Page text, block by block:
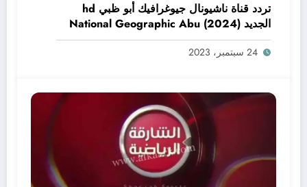
تردد قناة ناشيونال جيوغرافيك أبو ظبي hd
الجديد (2024) National Geographic Abu
Dhabi CH
24 سبتمبر، 2023